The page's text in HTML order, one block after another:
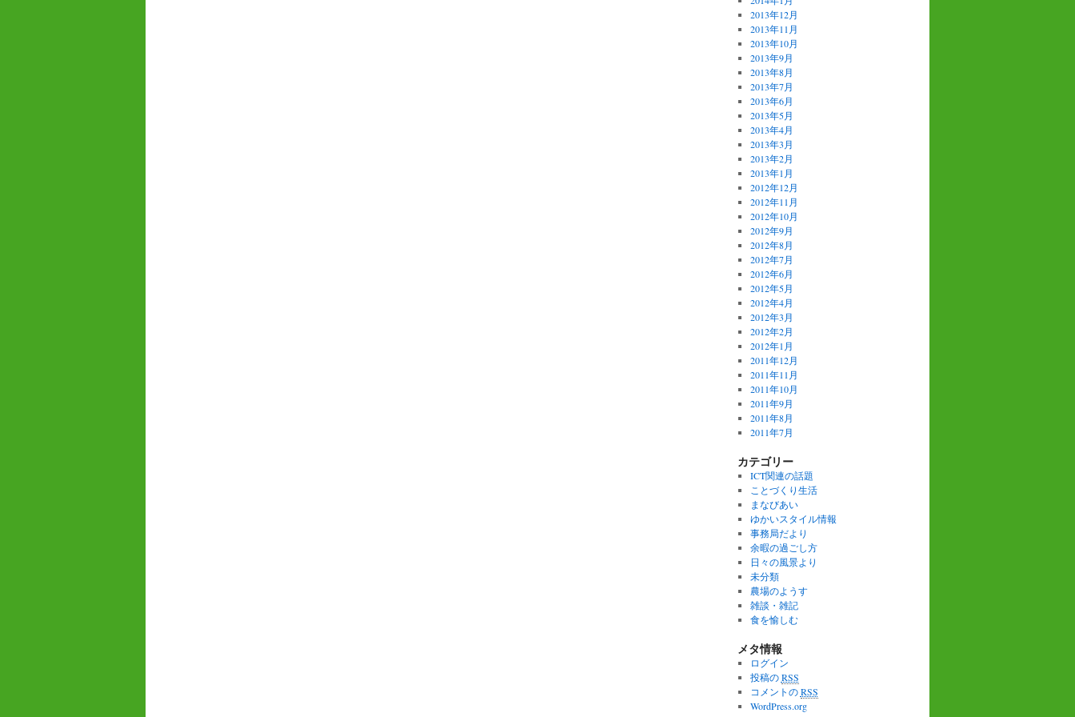
2013年12月
2013年11月
2013年10月
2013年9月
2013年8月
2013年7月
2013年6月
2013年5月
2013年4月
2013年3月
2013年2月
2013年1月
2012年12月
2012年11月
2012年10月
2012年9月
2012年8月
2012年7月
2012年6月
2012年5月
2012年4月
2012年3月
2012年2月
2012年1月
2011年12月
2011年11月
2011年10月
2011年9月
2011年8月
2011年7月
カテゴリー
ICT関連の話題
ことづくり生活
まなびあい
ゆかいスタイル情報
事務局だより
余暇の過ごし方
日々の風景より
未分類
農場のようす
雑談・雑記
食を愉しむ
メタ情報
ログイン
投稿のRSS
コメントのRSS
WordPress.org